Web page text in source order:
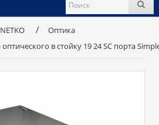
NETKO
Оптика
оптического в стойку 19 24 SC порта